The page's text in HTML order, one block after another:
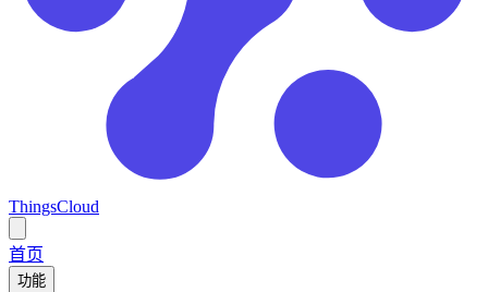
ThingsCloud
main
menu
首页
功能